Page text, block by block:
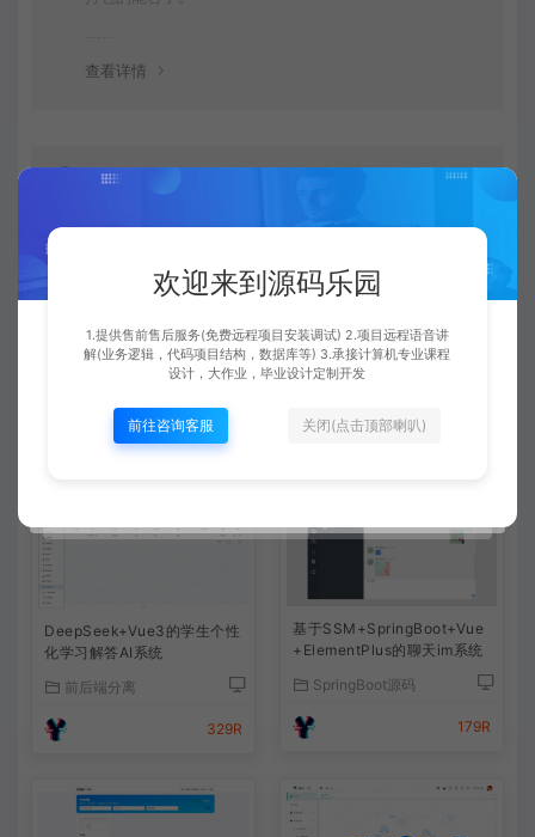
查看详情
不会运行项目可以教我下吗？是否有运行文档呀？
了的。有通用的调试运行文档可以参考下的。
查看详情
DeepSeek+Vue3的学生个性
化学习解答AI系统
前后端分离
329R
基于SSM+SpringBoot+Vue
+ElementPlus的聊天im系统
SpringBoot源码
179R
欢迎来到源码乐园
1.提供售前售后服务(免费远程项目安装调试) 2.项目远程语音讲
解(业务逻辑，代码项目结构，数据库等) 3.承接计算机专业课程
设计，大作业，毕业设计定制开发
前往咨询客服 关闭(点击顶部喇叭)